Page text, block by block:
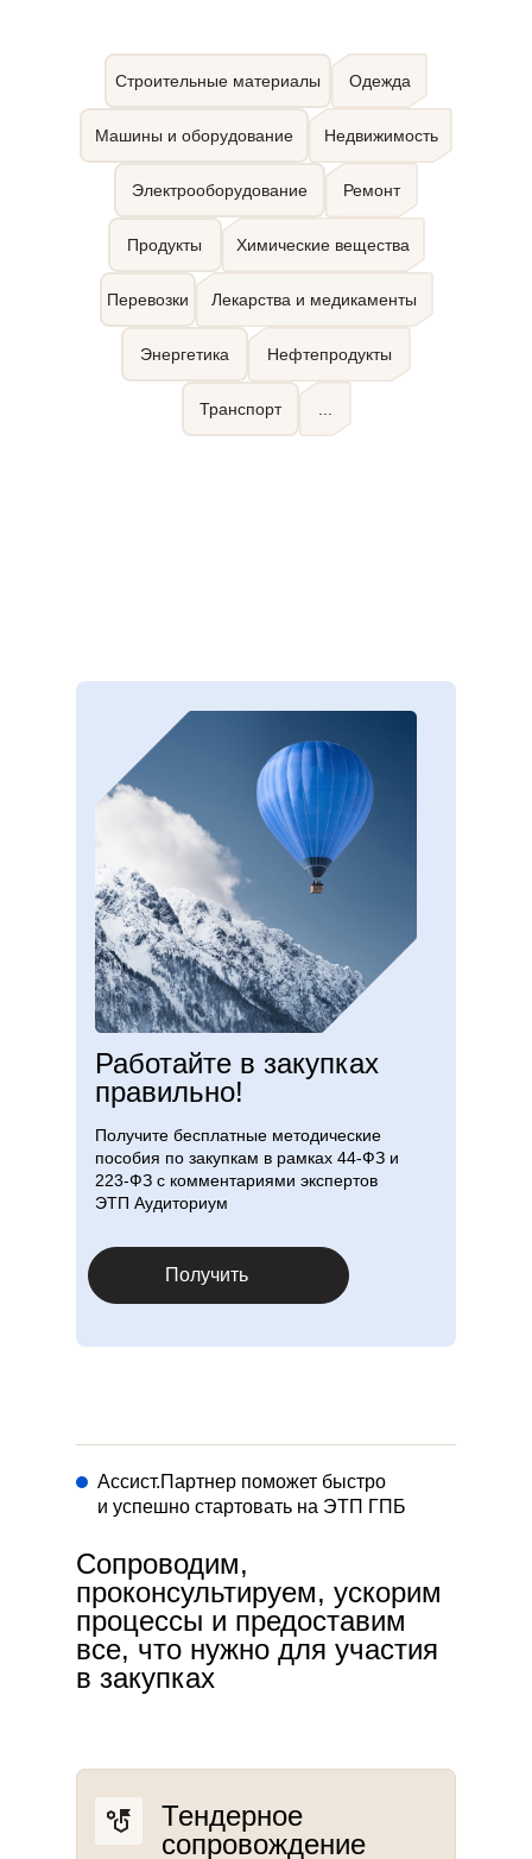
Строительные материалы Одежда
Машины и оборудование Недвижимость
Электрооборудование Ремонт
Продукты Химические вещества
Перевозки Лекарства и медикаменты
Энергетика Нефтепродукты
Транспорт
Работайте в закупках
правильно!
Получите бесплатные методические
пособия по закупкам в рамках 44-ФЗ и
223-ФЗ с комментариями экспертов
ЭТП Аудиториум
Получить
Тендерное
сопровождение
Ассист.Партнер поможет быстро
и успешно стартовать на ЭТП ГПБ
Сопроводим,
проконсультируем, ускорим
процессы и предоставим
все, что нужно для участия
в закупках